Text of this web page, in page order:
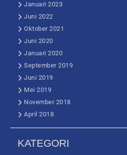
Januari 2023
Juni 2022
Oktober 2021
Juni 2020
Januari 2020
September 2019
Juni 2019
Mei 2019
November 2018
April 2018
KATEGORI